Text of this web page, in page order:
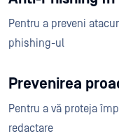
Pentru a preveni
phishing-ul
Prevenirea
Pentru a vă proteja
redactare